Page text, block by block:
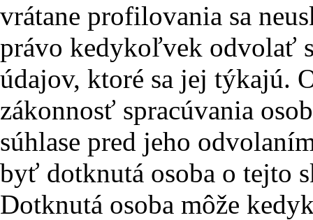
vrátane profilovania sa
právo kedykoľvek odvolať
údajov, ktoré sa jej týkajú.
zákonnosť spracúvania
súhlase pred jeho
byť dotknutá osoba o tejto
Dotknutá osoba môže